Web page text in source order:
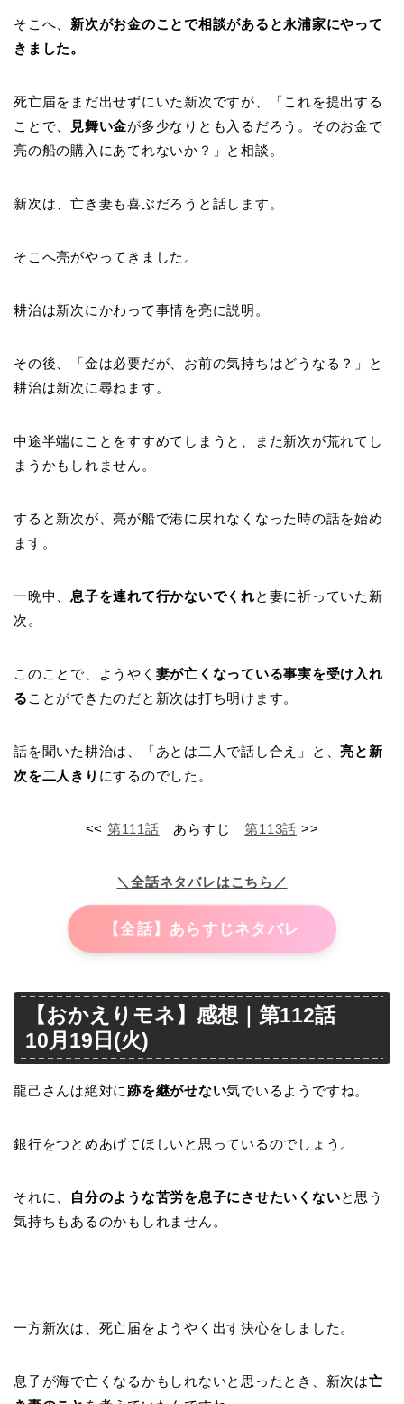
そこへ、 新次がお金のことで相談があると永浦家にやって
きました。
死亡届をまだ出せずにいた新次ですが、「これを提出する
ことで、
見舞い金が多少なりとも入るだろう。そのお金で
亮の船の購入にあてれないか？」と相談。
新次は、亡き妻も喜ぶだろうと話します。
そこへ亮がやってきました。
耕治は新次にかわって事情を亮に説明。
その後、「金は必要だが、お前の気持ちはどうなる？」と
耕治は新次に尋ねます。
中途半端にことをすすめてしまうと、また新次が荒れてし
まうかもしれません。
すると新次が、亮が船で港に戻れなくなった時の話を始め
ます。
一晩中、 息子を連れて行かないでくれと妻に祈っていた新
次。
このことで、ようやく 妻が亡くなっている事実を受け入れ
る ことができたのだと新次は打ち明けます。
話を聞いた耕治は、「あとは二人で話し合え」と、亮と新
次を二人きり にするのでした。
<< 第111話 あらすじ第113話 >>
＼全話ネタバレはこちら／
【全話】あらすじネタバレ
【おかえりモネ】感想｜第112話
10月19日(火)
龍己さんは絶対に 跡を継がせない気でいるようですね。
銀行をつとめあげてほしいと思っているのでしょう。
それに、 自分のような苦労を息子にさせたいくないと思う
気持ちもあるのかもしれません。
一方新次は、死亡届をようやく出す決心をしました。
息子が海で亡くなるかもしれないと思ったとき、新次は亡